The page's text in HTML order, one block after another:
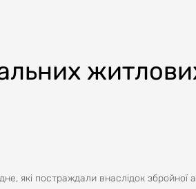
які постраждали внаслідок збройної